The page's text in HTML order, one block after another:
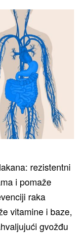
rezistentni
i pomaže
raka
vitamine i baze,
gvožđu